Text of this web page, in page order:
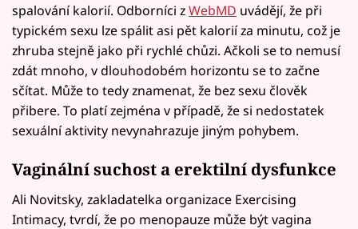
spalování kalorií. Odborníci zWebMD uvádějí, že při
typickém sexu lze spálit asi pět kalorií za minutu, což je
zhruba stejně jako při rychlé chůzi. Ačkoli se to nemusí
zdát mnoho, v dlouhodobém horizontu se to začne
sčítat. Může to tedy znamenat, že bez sexu člověk
přibere. To platí zejména v případě, že si nedostatek
sexuální aktivity nevynahrazuje jiným pohybem.
Vaginální suchost a erektilní dysfunkce
Ali Novitsky, zakladatelka organizace Exercising
Intimacy, tvrdí, že po menopauze může být vagina